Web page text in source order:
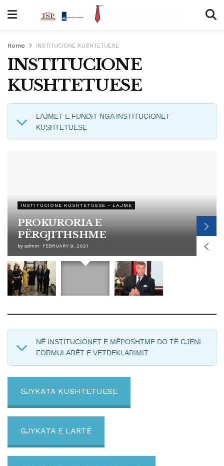
Home INSTITUCIONE KUSHTETUESE
INSTITUCIONE
KUSHTETUESE
LAJMET E FUNDIT NGA INSTITUCIONET
KUSHTETUESE
INSTITUCIONE KUSHTETUESE - LAJME
PROKURORIA E
PËRGJITHSHME
by admin FEBRUARY 9, 2021
NË INSTITUCIONET E MËPOSHTME DO TË GJENI
FORMULARËT E VETDEKLARIMIT
GJYKATA KUSHTETUESE
GJYKATA E LARTË